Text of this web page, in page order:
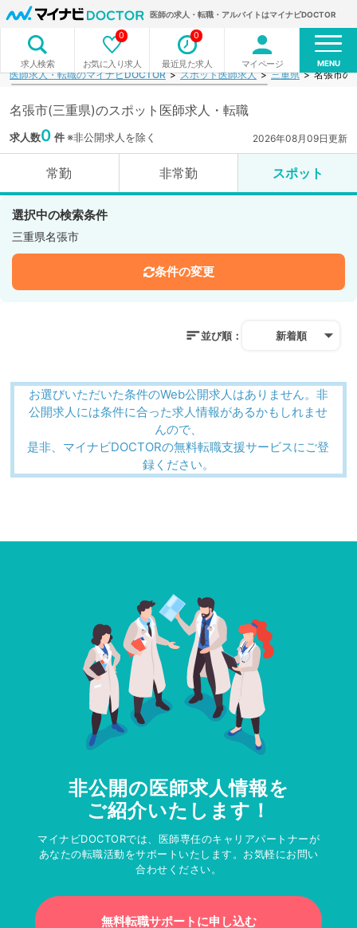
医師の求人・転職・アルバイトはマイナビDOCTOR
求人検索 お気に入り求人
0
最近見た求人
0
マイページ MENU
医師求人・転職のマイナビDOCTOR スポット医師求人 三重県 名張市の
名張市(三重県)のスポット医師求人・転職
求人数0 件※非公開求人を除く 2026年08月09日更新
常勤 非常勤 スポット
選択中の検索条件
三重県名張市
条件の変更
並び順： 新着順
お選びいただいた条件のWeb公開求人はありません。非
公開求人には条件に合った求人情報があるかもしれませ
んので、
是非、マイナビDOCTORの無料転職支援サービスにご登
録ください。
非公開の医師求人情報を
ご紹介いたします！
マイナビDOCTORでは、医師専任のキャリアパートナーが
あなたの転職活動をサポートいたします。お気軽にお問い
合わせください。
無料転職サポートに申し込む